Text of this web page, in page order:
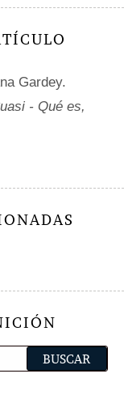
Gardey.
- Qué es,